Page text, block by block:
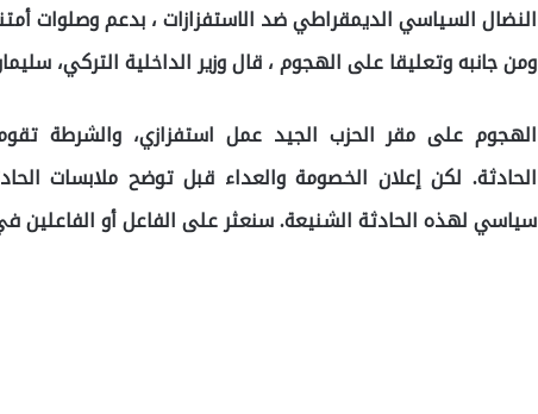
النضال السياسي الديمقراطي ضد الاستفزازات ، بدعم وصلوات
ومن جانبه وتعليقا على الهجوم ، قال وزير الداخلية التركي،
الهجوم على مقر الحزب الجيد عمل استفزازي، والشرطة تقوم
الحادثة. لكن إعلان الخصومة والعداء قبل توضح ملابسات
سياسي لهذه الحادثة الشنيعة. سنعثر على الفاعل أو الفاعلين